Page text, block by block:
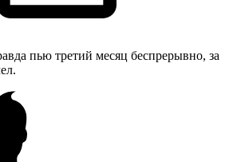
пью третий месяц беспрерывно, за